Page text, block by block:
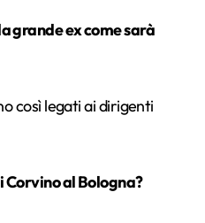
grande ex come sarà
così legati ai dirigenti
Corvino al Bologna?